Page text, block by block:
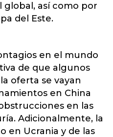
global, así como por
del Este.
en el mundo
de que algunos
oferta se vayan
en China
en las
Adicionalmente, la
en Ucrania y de las